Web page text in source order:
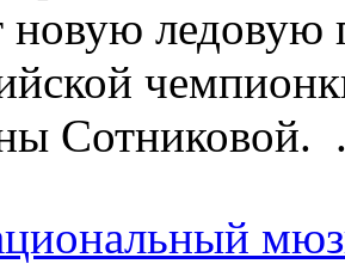
новую ледовую
Сотниковой.